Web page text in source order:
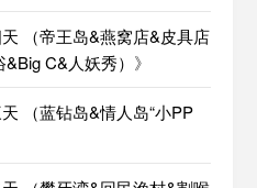
（帝王岛&燕窝店&皮具店
C&人妖秀） 》
（蓝钻岛&情人岛“小PP